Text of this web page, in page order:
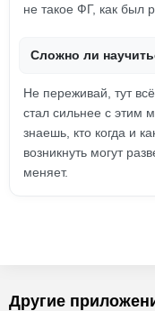
не такое ФГ, как был
Сложно ли
Не переживай, тут
стал сильнее с этим
знаешь, кто когда и
возникнуть могут
меняет.
Другие